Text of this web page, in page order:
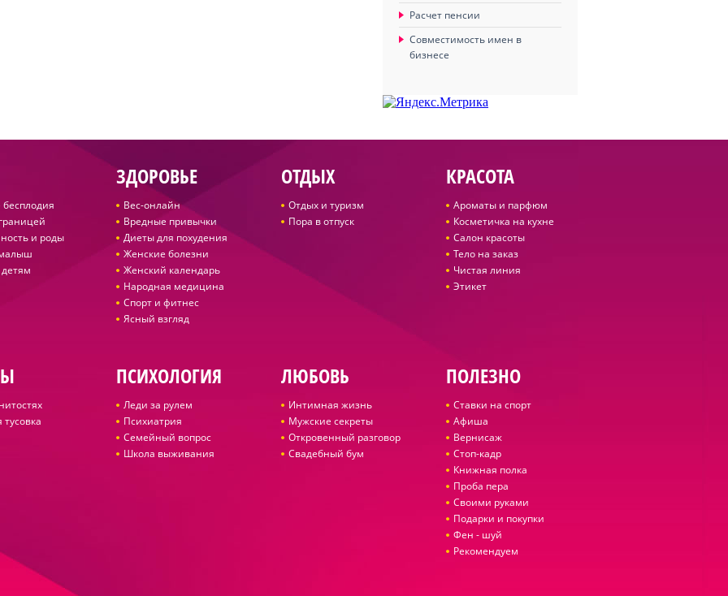
Расчет пенсии
Совместимость имен в
бизнесе
и роды
ЗДОРОВЬЕ
Вес-онлайн
Вредные привычки
Диеты для похудения
Женские болезни
Женский календарь
Народная медицина
Спорт и фитнес
Ясный взгляд
ОТДЫХ
Отдых и туризм
Пора в отпуск
КРАСОТА
Ароматы и парфюм
Косметичка на кухне
Салон красоты
Тело на заказ
Чистая линия
Этикет
тусовка
ПСИХОЛОГИЯ
Леди за рулем
Психиатрия
Семейный вопрос
Школа выживания
ЛЮБОВЬ
Интимная жизнь
Мужские секреты
Откровенный разговор
Свадебный бум
ПОЛЕЗНО
Ставки на спорт
Афиша
Вернисаж
Стоп-кадр
Книжная полка
Проба пера
Своими руками
Подарки и покупки
Фен - шуй
Рекомендуем